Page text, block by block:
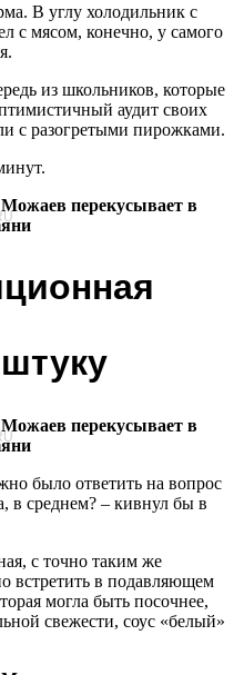
В углу холодильник с
с мясом, конечно, у самого
из школьников, которые
аудит своих
с разогретыми пирожками.
было ответить на вопрос
в среднем? – кивнул бы в
с точно таким же
встретить в подавляющем
могла быть посочнее,
свежести, соус «белый»